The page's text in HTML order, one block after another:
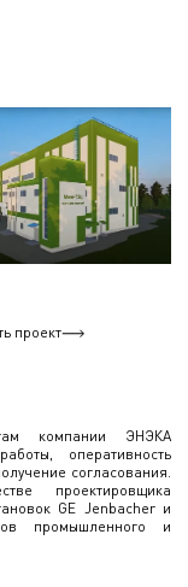
проект
компании ЭНЭКА
оперативность
согласования.
проектировщика
GE Jenbacher и
промышленного и